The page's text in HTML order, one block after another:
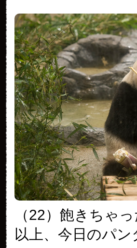
（22）飽きちゃ
以上、今日のパン